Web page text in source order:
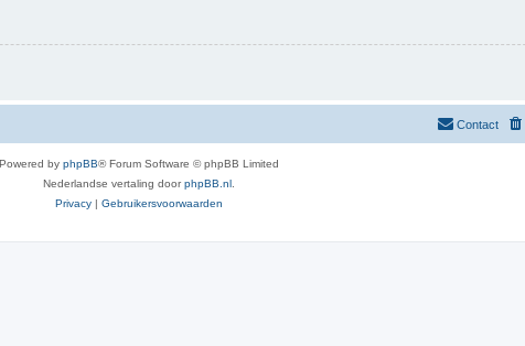
Contact
Powered by phpBB® Forum Software © phpBB Limited
Nederlandse vertaling doorphpBB.nl
Privacy | Gebruikersvoorwaarden